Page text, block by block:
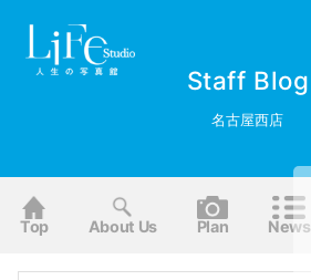
Staff Blog
名古屋西店
Top About Us Plan News